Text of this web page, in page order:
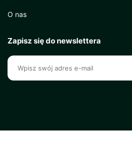
O nas
Zapisz się do newslettera